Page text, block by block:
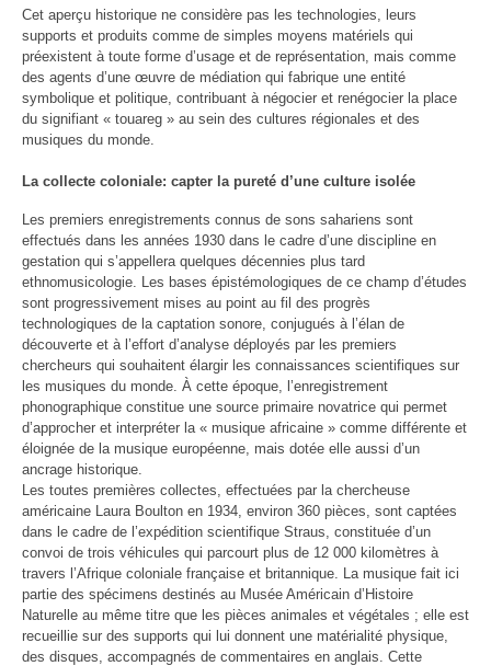
Cet aperçu historique ne considère pas les technologies, leurs
supports et produits comme de simples moyens matériels qui
préexistent à toute forme d’usage et de représentation, mais comme
des agents d’une œuvre de médiation qui fabrique une entité
symbolique et politique, contribuant à négocier et renégocier la place
du signifiant « touareg » au sein des cultures régionales et des
musiques du monde.
La collecte coloniale: capter la pureté d’une culture isolée
Les premiers enregistrements connus de sons sahariens sont
effectués dans les années 1930 dans le cadre d’une discipline en
gestation qui s’appellera quelques décennies plus tard
ethnomusicologie. Les bases épistémologiques de ce champ d’études
sont progressivement mises au point au fil des progrès
technologiques de la captation sonore, conjugués à l’élan de
découverte et à l’effort d’analyse déployés par les premiers
chercheurs qui souhaitent élargir les connaissances scientifiques sur
les musiques du monde. À cette époque, l’enregistrement
phonographique constitue une source primaire novatrice qui permet
d’approcher et interpréter la « musique africaine » comme différente et
éloignée de la musique européenne, mais dotée elle aussi d’un
ancrage historique.
Les toutes premières collectes, effectuées par la chercheuse
américaine Laura Boulton en 1934, environ 360 pièces, sont captées
dans le cadre de l’expédition scientifique Straus, constituée d’un
convoi de trois véhicules qui parcourt plus de 12 000 kilomètres à
travers l’Afrique coloniale française et britannique. La musique fait ici
partie des spécimens destinés au Musée Américain d’Histoire
Naturelle au même titre que les pièces animales et végétales ; elle est
recueillie sur des supports qui lui donnent une matérialité physique,
des disques, accompagnés de commentaires en anglais. Cette